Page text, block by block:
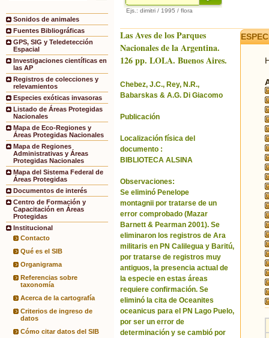
Sonidos de animales
Fuentes Bibliográficas
GPS, SIG y Teledetección
Espacial
Investigaciones científicas en
las AP
Registros de colecciones y
relevamientos
Especies exóticas invasoras
Listado de Áreas Protegidas
Nacionales
Mapa de Eco-Regiones y
Áreas Protegidas Nacionales
Mapa de Regiones
Administrativas y Áreas
Protegidas Nacionales
Mapa del Sistema Federal de
Áreas Protegidas
Documentos de interés
Centro de Formación y
Capacitación en Áreas
Protegidas
Institucional
Contacto
Qué es el SIB
Organigrama
Referencias sobre
taxonomía
Acerca de la cartografía
Criterios de ingreso de
datos
Cómo citar datos del SIB
Ejs.: dimitri / 1995 / flora
Las Aves de los Parques
Nacionales de la Argentina.
126 pp. LOLA. Buenos Aires.
Chebez, J.C., Rey, N.R.,
Babarskas & A.G. Di Giacomo
Publicación
Localización física del
documento :
BIBLIOTECA ALSINA
Observaciones:
Se eliminó Penelope
montagnii por tratarse de un
error comprobado (Mazar
Barnett & Pearman 2001). Se
eliminaron los registros de Ara
militaris en PN Calilegua y Baritú,
por tratarse de registros muy
antiguos, la presencia actual de
la especie en estas áreas
requiere confirmación. Se
eliminó la cita de Oceanites
oceanicus para el PN Lago Puelo,
por ser un error de
determinación y se cambió por